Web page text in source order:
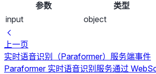
参数 类型
input
object
上一页
实时语音识别（Paraformer）服务端事件
Paraformer 实时语音识别服务通过